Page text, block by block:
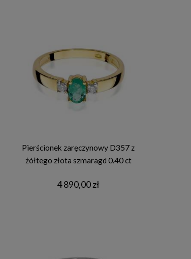
Pierścionek zaręczynowy D357 z
żółtego złota szmaragd 0.40 ct
4 890,00 zł